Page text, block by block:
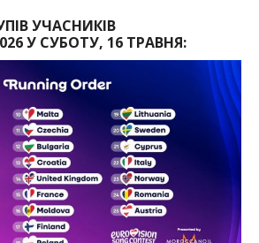
УЧАСНИКІВ
У СУБОТУ, 16 ТРАВНЯ: